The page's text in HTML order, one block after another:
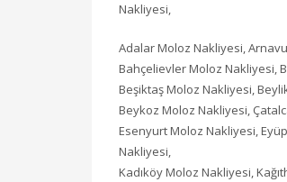
Nakliyesi,
Adalar Moloz Nakliyesi,
Bahçelievler Moloz Nakliyesi,
Beşiktaş Moloz Nakliyesi,
Beykoz Moloz Nakliyesi,
Esenyurt Moloz Nakliyesi,
Nakliyesi,
Kadıköy Moloz Nakliyesi,